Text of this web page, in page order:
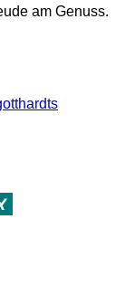
am Genuss.